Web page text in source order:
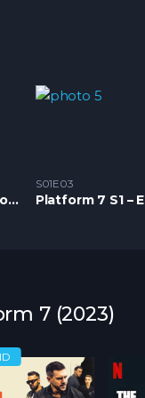
Platform 7 S1 – Epizoda 02
S01E03
7 (2023)